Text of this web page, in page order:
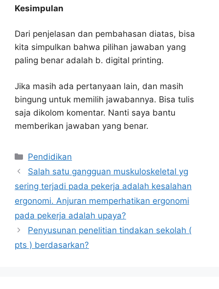
Kesimpulan
Dari penjelasan dan pembahasan diatas, bisa
kita simpulkan bahwa pilihan jawaban yang
paling benar adalah b. digital printing.
Jika masih ada pertanyaan lain, dan masih
bingung untuk memilih jawabannya. Bisa tulis
saja dikolom komentar. Nanti saya bantu
memberikan jawaban yang benar.
Kategori
Pendidikan
Salah satu gangguan muskuloskeletal yg
sering terjadi pada pekerja adalah kesalahan
ergonomi. Anjuran memperhatikan ergonomi
pada pekerja adalah upaya?
Penyusunan penelitian tindakan sekolah (
pts ) berdasarkan?